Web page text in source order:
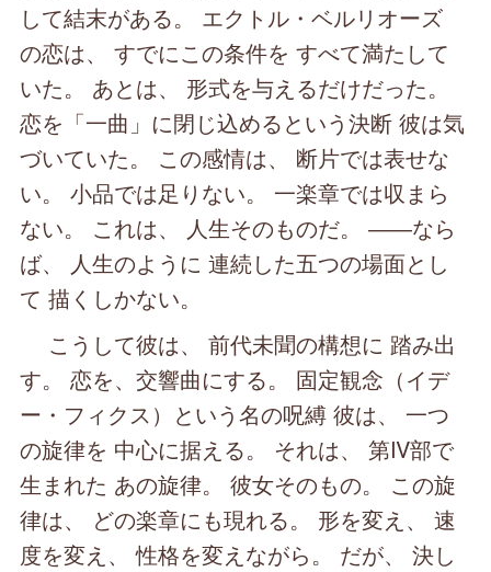
して結末がある。 エクトル・ベルリオーズ
の恋は、 すでにこの条件を すべて満たして
いた。 あとは、 形式を与えるだけだった。
恋を「一曲」に閉じ込めるという決断 彼は気
づいていた。 この感情は、 断片では表せな
い。 小品では足りない。 一楽章では収まら
ない。 これは、 人生そのものだ。 ――なら
ば、 人生のように 連続した五つの場面とし
て 描くしかない。
こうして彼は、 前代未聞の構想に 踏み出
す。 恋を、交響曲にする。 固定観念（イデ
ー・フィクス）という名の呪縛 彼は、 一つ
の旋律を 中心に据える。 それは、 第Ⅳ部で
生まれた あの旋律。 彼女そのもの。 この旋
律は、 どの楽章にも現れる。 形を変え、 速
度を変え、 性格を変えながら。 だが、 決し